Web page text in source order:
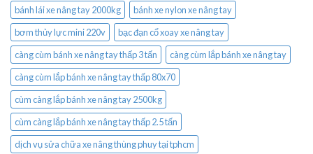
bánh lái xe nâng tay 2000kg
bánh xe nylon xe nâng tay
bơm thủy lực mini 220v
bạc đạn cổ xoay xe nâng tay
càng cùm bánh xe nâng tay thấp 3 tấn
càng cùm lắp bánh xe nâng tay
càng cùm lắp bánh xe nâng tay thấp 80x70
cùm càng lắp bánh xe nâng tay 2500kg
cùm càng lắp bánh xe nâng tay thấp 2.5 tấn
dịch vụ sửa chữa xe nâng thùng phuy tại tphcm